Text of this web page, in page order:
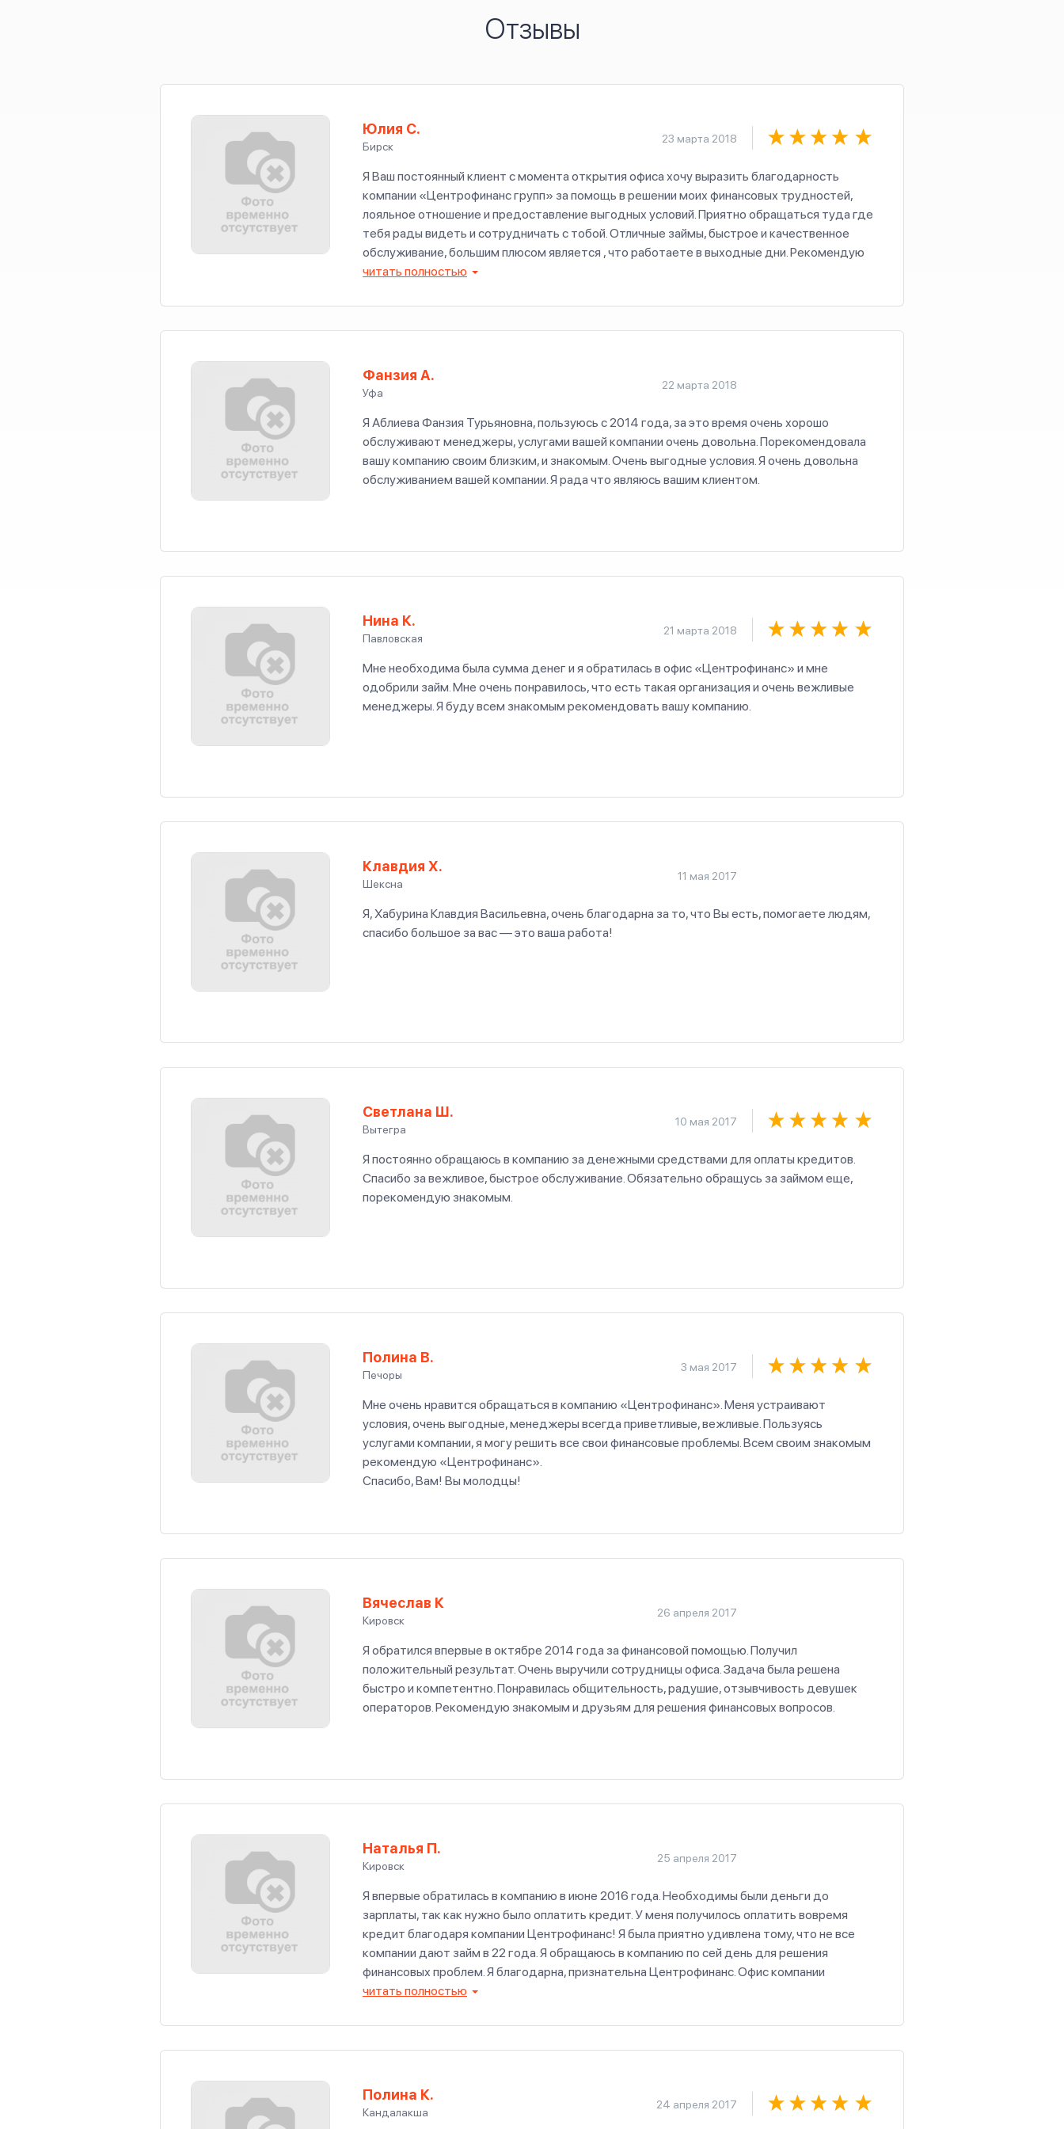
Отзывы
Юлия С.
Бирск
23 марта 2018
Я Ваш постоянный клиент с момента открытия офиса хочу выразить благодарность
компании «Центрофинанс групп» за помощь в решении моих финансовых трудностей,
лояльное отношение и предоставление выгодных условий. Приятно обращаться туда где
тебя рады видеть и сотрудничать с тобой. Отличные займы, быстрое и качественное
обслуживание, большим плюсом является , что работаете в выходные дни. Рекомендую
Вас своим знакомым и друзьям. Желаю Вам процветания и дальнейшего развития.
читать полностью
Фанзия А.
Уфа
22 марта 2018
Я Аблиева Фанзия Турьяновна, пользуюсь с 2014 года, за это время очень хорошо
обслуживают менеджеры, услугами вашей компании очень довольна. Порекомендовала
вашу компанию своим близким, и знакомым. Очень выгодные условия. Я очень довольна
обслуживанием вашей компании. Я рада что являюсь вашим клиентом.
Нина К.
Павловская
21 марта 2018
Мне необходима была сумма денег и я обратилась в офис «Центрофинанс» и мне
одобрили займ. Мне очень понравилось, что есть такая организация и очень вежливые
менеджеры. Я буду всем знакомым рекомендовать вашу компанию.
Клавдия Х.
Шексна
11 мая 2017
Я, Хабурина Клавдия Васильевна, очень благодарна за то, что Вы есть, помогаете людям,
спасибо большое за вас — это ваша работа!
Светлана Ш.
Вытегра
10 мая 2017
Я постоянно обращаюсь в компанию за денежными средствами для оплаты кредитов.
Спасибо за вежливое, быстрое обслуживание. Обязательно обращусь за займом еще,
порекомендую знакомым.
Полина В.
Печоры
3 мая 2017
Мне очень нравится обращаться в компанию «Центрофинанс». Меня устраивают
условия, очень выгодные, менеджеры всегда приветливые, вежливые. Пользуясь
услугами компании, я могу решить все свои финансовые проблемы. Всем своим знакомым
рекомендую «Центрофинанс».
Спасибо, Вам! Вы молодцы!
Вячеслав К
Кировск
26 апреля 2017
Я обратился впервые в октябре 2014 года за финансовой помощью. Получил
положительный результат. Очень выручили сотрудницы офиса. Задача была решена
быстро и компетентно. Понравилась общительность, радушие, отзывчивость девушек
операторов. Рекомендую знакомым и друзьям для решения финансовых вопросов.
Наталья П.
Кировск
25 апреля 2017
Я впервые обратилась в компанию в июне 2016 года. Необходимы были деньги до
зарплаты, так как нужно было оплатить кредит. У меня получилось оплатить вовремя
кредит благодаря компании Центрофинанс! Я была приятно удивлена тому, что не все
компании дают займ в 22 года. Я обращаюсь в компанию по сей день для решения
финансовых проблем. Я благодарна, признательна Центрофинанс. Офис компании
надежный. Оформление на честных условиях. Услуги уже рекомендовала своим близким.
читать полностью
Полина К.
Кандалакша
24 апреля 2017